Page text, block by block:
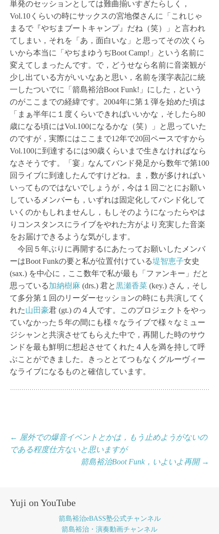
単発のセッションとしては難曲揃いすぎたらしく，
Vol.10くらいの時にサックスの宮地傑さんに「これじゃ
まるで『やぢまブートキャンプ』だね（笑）」と言われ
てしまい，それを「あ，面白いな」と思ってその次くら
いから本当に「やぢまゆうぢBoot Camp!」という名前に
変えてしまったんです。で，どうせなら名前に音楽観が
少し出ている方がいいなあと思い，名前を漢字表記に統
一したついでに「箭島裕治Boot Funk!」にした，という
のがここまでの経緯です。2004年に第１弾を始めた頃は
「まぁ半年に１度くらいできればいいかな，そしたら80
歳になる頃にはVol.100になるかな（笑）」と思っていた
のですが，実際にはここまで12年で20回ペースですから
Vol.100に到達するには90歳くらいまで生きなければなら
なさそうです。「宴」なんてバンド発足から数年で第100
回ライブに到達したんですけどね。ま，数が多ければい
いってものではないでしょうが，今は１回ごとにお願い
しているメンバーも，いずれは固定化してバンド化して
いくのかもしれませんし，もしそのようになったらやは
りコンスタンスにライブをやれた方がより充実した音楽
をお届けできるような気がします。
今回５年ぶりに再開するにあたってお願いしたメンバ
ーはBoot Funkの要と私が位置付けている堤智恵子女史
(sax.) を中心に，ここ数年で私が最も「ファンキー」だと
思っている加納樹麻 (drs.) 君と黒瀬香菜 (key.) さん，そし
て多分第１回のリーダーセッションの時にも共演してく
れた山田豪君 (gt.) の４人です。このプロジェクトをやっ
ていなかった５年の間にも様々なライブで様々なミュー
ジシャンと共演させてもらえた中で，再開した時のサウ
ンドを最も鮮明に想起させてくれた４人を満を持して呼
ぶことができました。きっととてつもなくグルーヴィー
なライブになるものと確信しています。
投
ゲ
← 屋外での爆音イベントとかは，もう止めようがないの
である程度仕方ないと思いますが
箭島裕治Boot Funk，いよいよ再開 →
Yuji on YouTube
箭島裕治eBASS塾公式チャンネル
箭島裕治・演奏動画チャンネル